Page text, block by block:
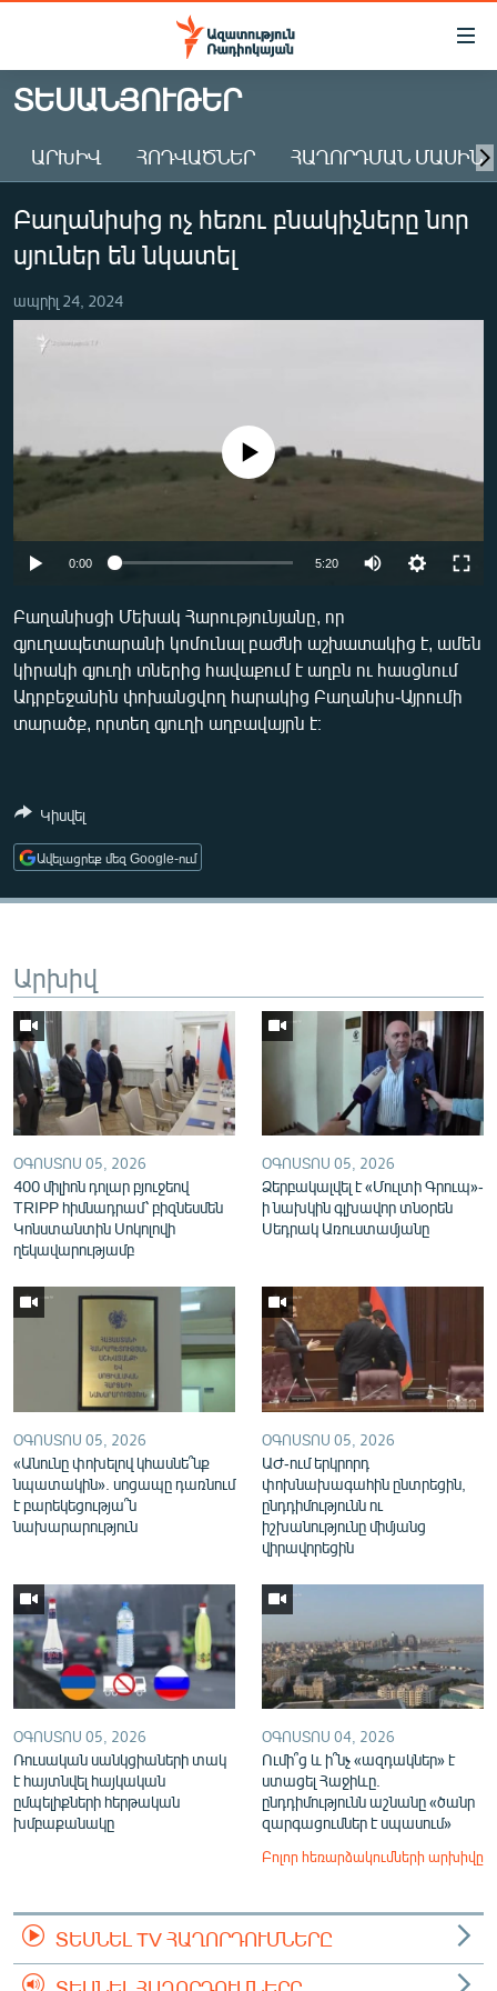
Մատչելիության
Անցնել
հիմնական
Անցնել
հիմնական
մենյուին
Որոնում
ԱԶԱՏՈՒԹՅՈՒՆ TV
ՀԱՅԱՍՏԱՆ
ԸՆՏՐՈՒԹՅՈՒՆՆԵՐ 2026
ԻՐԱՎՈՒՆՔ
ՀԱՍԱՐԱԿՈՒԹՅՈՒՆ
ՏՆՏԵՍՈՒԹՅՈՒՆ
ՊԱՏԵՐԱԶՄԻ 6 ՇԱԲԱԹՆԵՐԸ
ՏԱՐԱԾԱՇՐՋԱՆ
ՄԻՋԱԶԳԱՅԻՆ
ՄՇԱԿՈՒՅԹ
ՄԵԿՆԱԲԱՆՈՒԹՅՈՒՆ
ՏՏ ԵՒ ԻՆՏԵՐՆԵՏ
ԿՈՐՈՆԱՎԻՐՈՒՍ
ՁԳՏԵԼՈՎ ԼԱՎԱԳՈՒՅՆԻՆ
Հայերեն
English
Русский
ՀԵՏԵՎԵՔ ՄԵԶ
«Ազատության» բոլոր կայքերը
ՏԵՍԱՆՅՈՒԹԵՐ
ԱՐԽԻՎ ՀՈԴՎԱԾՆԵՐ ՀԱՂՈՐԴՄԱՆ ՄԱՍԻՆ
Բաղանիսից ոչ հեռու բնակիչները նոր
սյուներ են նկատել
ապրիլ 24, 2024
Auto 240p 360p 480p
No media source currently available
0:00 5:20
360p
480p
Բաղանիսցի Մեխակ Հարությունյանը, որ
գյուղապետարանի կոմունալ բաժնի աշխատակից է, ամեն
կիրակի գյուղի տներից հավաքում է աղբն ու հասցնում
Ադրբեջանին փոխանցվող հարակից Բաղանիս-Այրումի
տարածք, որտեղ գյուղի աղբավայրն է։
Կիսվել
Ավելացրեք մեզ Google-ում
Արխիվ
ՕԳՈՍՏՈՍ 05, 2026
400 միլիոն դոլար բյուջեով
TRIPP հիմնադրամ՝ բիզնեսմեն
Կոնստանտին Սոկոլովի
ղեկավարությամբ
ՕԳՈՍՏՈՍ 05, 2026
Ձերբակալվել է «Մուլտի Գրուպ»-
ի նախկին գլխավոր տնօրեն
Սեդրակ Առուստամյանը
ՕԳՈՍՏՈՍ 05, 2026
«Անունը փոխելով կհասնե՞նք
նպատակին». սոցապը դառնում
է բարեկեցությա՞ն
նախարարություն
ՕԳՈՍՏՈՍ 05, 2026
ԱԺ-ում երկրորդ
փոխնախագահին ընտրեցին,
ընդդիմությունն ու
իշխանությունը միմյանց
վիրավորեցին
ՕԳՈՍՏՈՍ 05, 2026
Ռուսական սանկցիաների տակ
է հայտնվել հայկական
ըմպելիքների հերթական
խմբաքանակը
ՕԳՈՍՏՈՍ 04, 2026
Ումի՞ց և ի՞նչ «ազդակներ» է
ստացել Հաջիևը.
ընդդիմությունն աշնանը «ծանր
զարգացումներ է սպասում»
Բոլոր հեռարձակումների արխիվը
ՏԵՍՆԵԼ TV ՀԱՂՈՐԴՈՒՄՆԵՐԸ